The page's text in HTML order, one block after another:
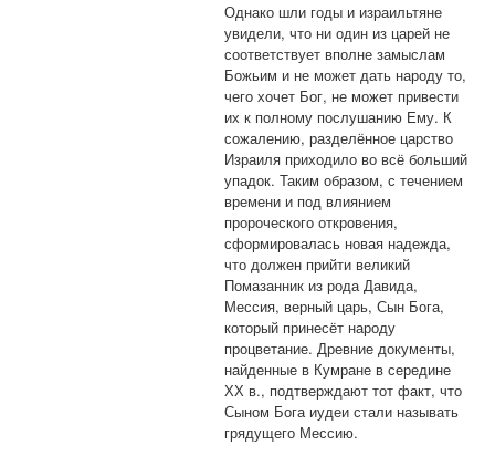
Однако шли годы и израильтяне
увидели, что ни один из царей не
соответствует вполне замыслам
Божьим и не может дать народу то,
чего хочет Бог, не может привести
их к полному послушанию Ему. К
сожалению, разделённое царство
Израиля приходило во всё больший
упадок. Таким образом, с течением
времени и под влиянием
пророческого откровения,
сформировалась новая надежда,
что должен прийти великий
Помазанник из рода Давида,
Мессия, верный царь, Сын Бога,
который принесёт народу
процветание. Древние документы,
найденные в Кумране в середине
ХХ в., подтверждают тот факт, что
Сыном Бога иудеи стали называть
грядущего Мессию.